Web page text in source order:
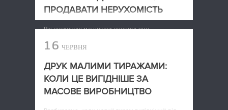
ПРОДАВАТИ НЕРУХОМІСТЬ
Які друковані матеріали допомагають
16 ЧЕРВНЯ
ДРУК МАЛИМИ ТИРАЖАМИ:
КОЛИ ЦЕ ВИГІДНІШЕ ЗА
МАСОВЕ ВИРОБНИЦТВО